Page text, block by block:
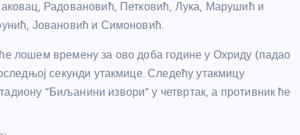
Радовановић, Петковић, Лука, Марушић и
Јовановић и Симоновић.
лошем времену за ово доба године у Охриду (падао
секунди утакмице. Следећу утакмицу
“Биљанини извори” у четвртак, а противник ће